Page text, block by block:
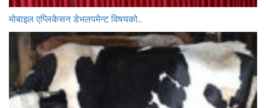
मोबाइल एप्लिकेसन डेभलपमेन्ट विषयको…